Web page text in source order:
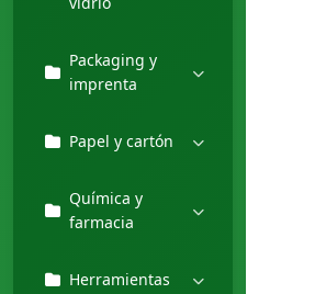
Packaging y
imprenta
Papel y cartón
Química y
farmacia
Herramientas